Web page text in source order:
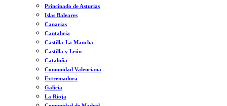
Principado de Asturias
Islas Baleares
Canarias
Cantabria
Castilla-La Mancha
Castilla y León
Cataluña
Comunidad Valenciana
Extremadura
Galicia
La Rioja